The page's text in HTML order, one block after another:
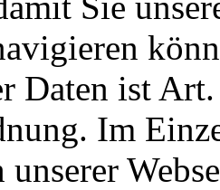
Daten ist
Im